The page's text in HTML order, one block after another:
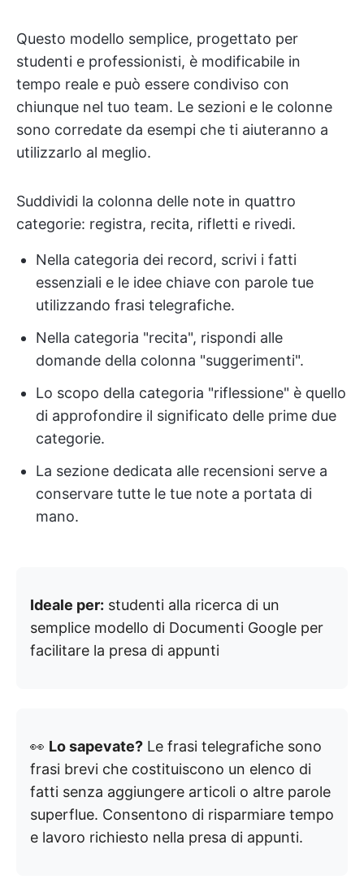
Questo modello semplice, progettato per
studenti e professionisti, è modificabile in
tempo reale e può essere condiviso con
chiunque nel tuo team. Le sezioni e le colonne
sono corredate da esempi che ti aiuteranno a
utilizzarlo al meglio.
Suddividi la colonna delle note in quattro
categorie: registra, recita, rifletti e rivedi.
Nella categoria dei record, scrivi i fatti
essenziali e le idee chiave con parole tue
utilizzando frasi telegrafiche.
Nella categoria "recita", rispondi alle
domande della colonna "suggerimenti".
Lo scopo della categoria "riflessione" è quello
di approfondire il significato delle prime due
categorie.
La sezione dedicata alle recensioni serve a
conservare tutte le tue note a portata di
mano.
Ideale per: studenti alla ricerca di un
semplice modello di Documenti Google per
facilitare la presa di appunti
👀 Lo sapevate? Le frasi telegrafiche sono
frasi brevi che costituiscono un elenco di
fatti senza aggiungere articoli o altre parole
superflue. Consentono di risparmiare tempo
e lavoro richiesto nella presa di appunti.